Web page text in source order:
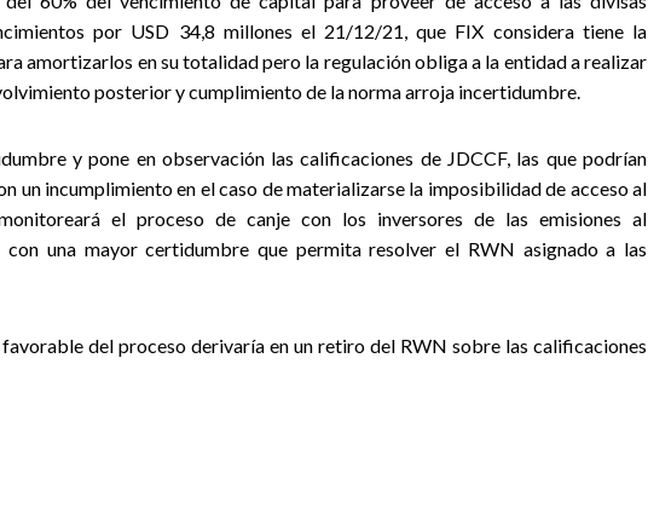
por USD 34,8 millones el 21/12/21, que FIX considera tiene la
amortizarlos en su totalidad pero la regulación obliga a la entidad a realizar
posterior y cumplimiento de la norma arroja incertidumbre.
y pone en observación las calificaciones de JDCCF, las que podrían
un incumplimiento en el caso de materializarse la imposibilidad de acceso al
el proceso de canje con los inversores de las emisiones al
una mayor certidumbre que permita resolver el RWN asignado a las
del proceso derivaría en un retiro del RWN sobre las calificaciones